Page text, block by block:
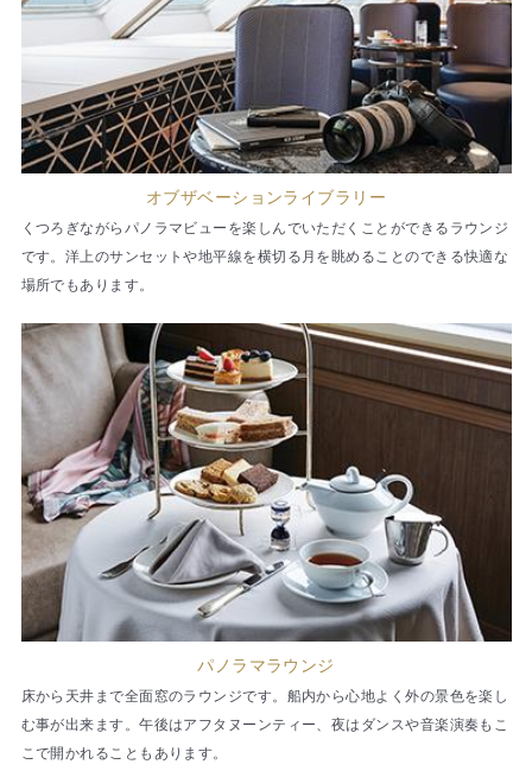
オブザベーションライブラリー
くつろぎながらパノラマビューを楽しんでいただくことができるラウンジ
です。洋上のサンセットや地平線を横切る月を眺めることのできる快適な
場所でもあります。
パノラマラウンジ
床から天井まで全面窓のラウンジです。船内から心地よく外の景色を楽し
む事が出来ます。午後はアフタヌーンティー、夜はダンスや音楽演奏もこ
こで開かれることもあります。